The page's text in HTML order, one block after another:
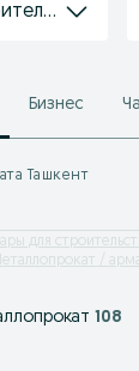
Бизнес
Ташкент
для
/
108